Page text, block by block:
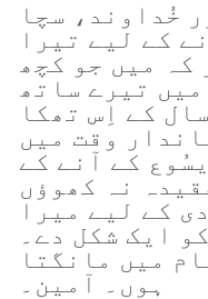
خُداوند، سچا
کے لیے تیرا
کہ میں جو کچھ
تیرے ساتھ
کے اِس تھکا
وقت میں
کے آنے کے
نہ کھوؤں
کے لیے میرا
ایک شکل دے۔
میں مانگتا
ہوں۔ آمین۔